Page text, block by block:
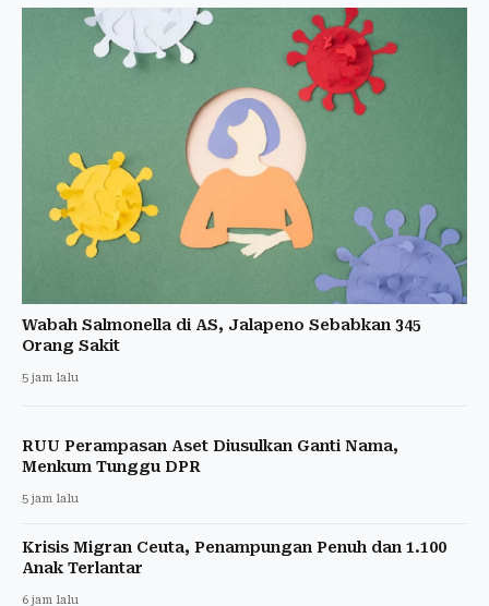
Wabah Salmonella di AS, Jalapeno Sebabkan 345
Orang Sakit
5 jam lalu
RUU Perampasan Aset Diusulkan Ganti Nama,
Menkum Tunggu DPR
5 jam lalu
Krisis Migran Ceuta, Penampungan Penuh dan 1.100
Anak Terlantar
6 jam lalu